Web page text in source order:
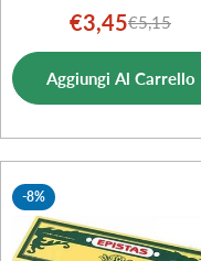
Prezzo
di
vendita
€3,45Prezzo
normale
€5,15
Aggiungi Al Carrello
-8%